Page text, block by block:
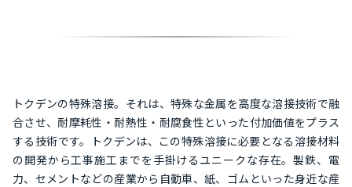
トクデンの特殊溶接。それは、特殊な金属を高度な溶接技術で融
合させ、耐摩耗性・耐熱性・耐腐食性といった付加価値をプラス
する技術です。トクデンは、この特殊溶接に必要となる溶接材料
の開発から工事施工までを手掛けるユニークな存在。製鉄、電
力、セメントなどの産業から自動車、紙、ゴムといった身近な産